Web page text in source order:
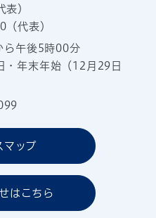
表）
代表）
ら午後5時00分
・年末年始（12月29日
マップ
はこちら